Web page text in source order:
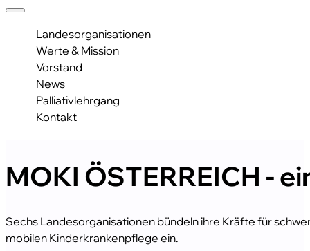
Landesorganisationen
Werte & Mission
Vorstand
News
Palliativ­lehrgang
Kontakt
MOKI ÖSTERREICH -
Sechs Landesorganisationen bündeln ihre Kräfte für
mobilen Kinderkrankenpflege ein.